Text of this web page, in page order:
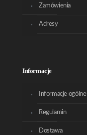
Zamówienia
Adresy
Informacje
Informacje ogólne
Regulamin
Dostawa